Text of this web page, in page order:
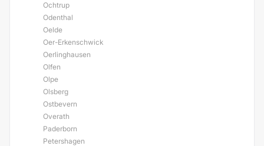
Ochtrup
Odenthal
Oelde
Oer-Erkenschwick
Oerlinghausen
Olfen
Olpe
Olsberg
Ostbevern
Overath
Paderborn
Petershagen